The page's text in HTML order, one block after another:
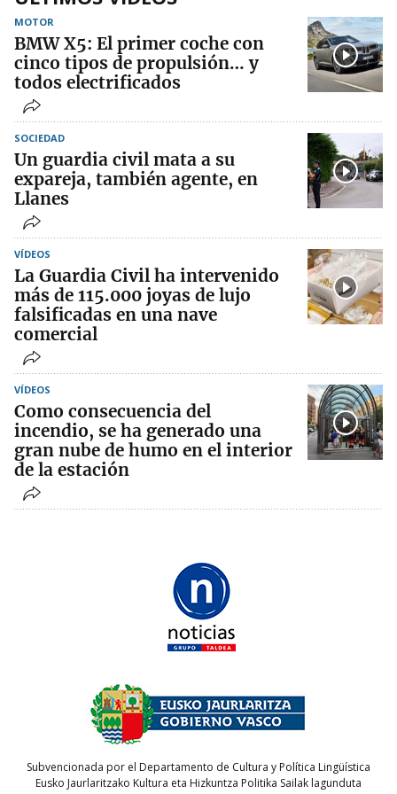
MOTOR
BMW X5: El primer coche con
cinco tipos de propulsión… y
todos electrificados
SOCIEDAD
Un guardia civil mata a su
expareja, también agente, en
Llanes
VÍDEOS
La Guardia Civil ha intervenido
más de 115.000 joyas de lujo
falsificadas en una nave
comercial
VÍDEOS
Como consecuencia del
incendio, se ha generado una
gran nube de humo en el interior
de la estación
Subvencionada por el Departamento de Cultura y Política Lingüística
Eusko Jaurlaritzako Kultura eta Hizkuntza Politika Sailak lagunduta